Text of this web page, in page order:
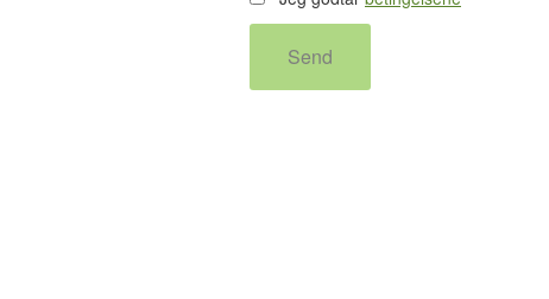
Send